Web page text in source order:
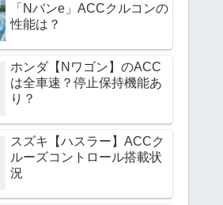
「Nバンe」ACCクルコンの
性能は？
ホンダ【Nワゴン】のACC
は全車速？停止保持機能あ
り？
スズキ【ハスラー】ACCク
ルーズコントロール搭載状
況